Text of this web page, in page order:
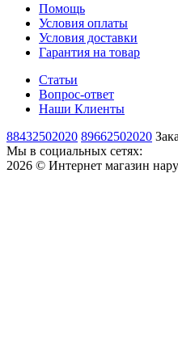
Помощь
Условия оплаты
Условия доставки
Гарантия на товар
Статьи
Вопрос-ответ
Наши Клиенты
88432502020 89662502020
Мы в социальных сетях:
2026 © Интернет магазин